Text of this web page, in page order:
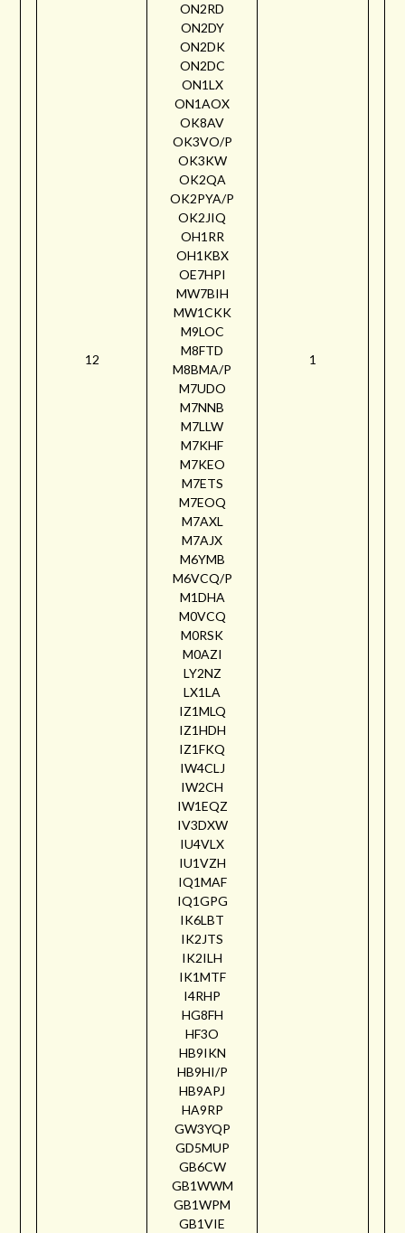
12
ON2RD
ON2DY
ON2DK
ON2DC
ON1LX
ON1AOX
OK8AV
OK3VO/P
OK3KW
OK2QA
OK2PYA/P
OK2JIQ
OH1RR
OH1KBX
OE7HPI
MW7BIH
MW1CKK
M9LOC
M8FTD
M8BMA/P
M7UDO
M7NNB
M7LLW
M7KHF
M7KEO
M7ETS
M7EOQ
M7AXL
M7AJX
M6YMB
M6VCQ/P
M1DHA
M0VCQ
M0RSK
M0AZI
LY2NZ
LX1LA
IZ1MLQ
IZ1HDH
IZ1FKQ
IW4CLJ
IW2CH
IW1EQZ
IV3DXW
IU4VLX
IU1VZH
IQ1MAF
IQ1GPG
IK6LBT
IK2JTS
IK2ILH
IK1MTF
I4RHP
HG8FH
HF3O
HB9IKN
HB9HI/P
HB9APJ
HA9RP
GW3YQP
GD5MUP
GB6CW
GB1WWM
GB1WPM
GB1VIE
1